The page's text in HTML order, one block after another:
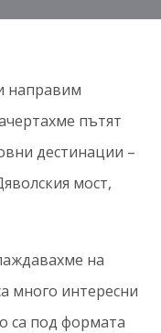
направим
пътят
дестинации –
мост,
на
много интересни
са под формата